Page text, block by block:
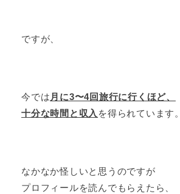
ですが、
今では月に3〜4回旅行に行くほど、
十分な時間と収入 を得られています。
なかなか怪しいと思うのですが
プロフィールを読んでもらえたら、